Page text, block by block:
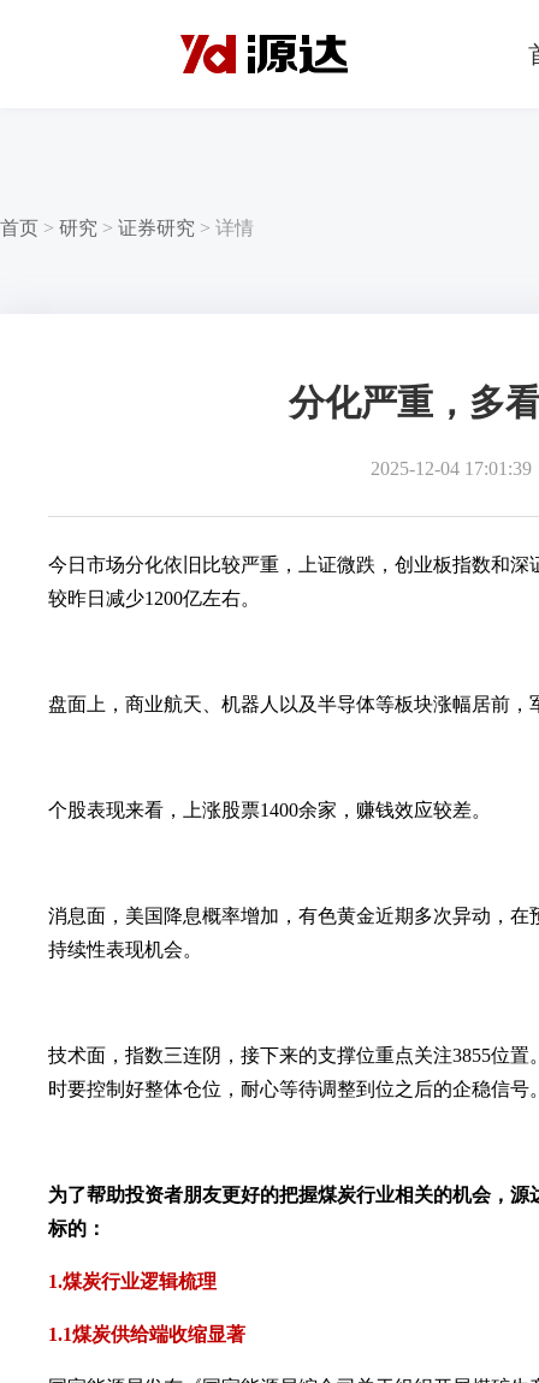
首页 > 研究 > 证券研究 > 详情
分化严重，多
2025-12-04 17:01:39
今日市场分化依旧比较严重，上证微跌，创业板指数和
较昨日减少1200亿左右。
盘面上，商业航天、机器人以及半导体等板块涨幅居前，
个股表现来看，上涨股票1400余家，赚钱效应较差。
消息面，美国降息概率增加，有色黄金近期多次异动，
持续性表现机会。
技术面，指数三连阴，接下来的支撑位重点关注3855位
时要控制好整体仓位，耐心等待调整到位之后的企稳信号
为了帮助投资者朋友更好的把握煤炭行业相关的机会，
标的：
1.煤炭行业逻辑梳理
1.1煤炭供给端收缩显著